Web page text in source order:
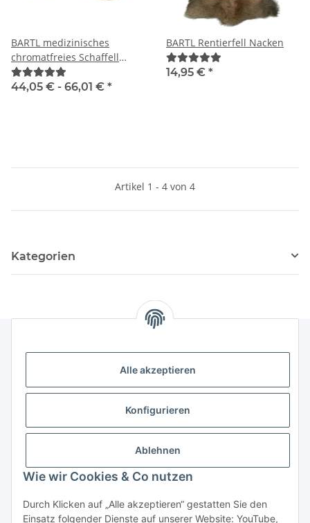
Alle akzeptieren
Konfigurieren
Ablehnen
Wie wir Cookies & Co nutzen
Durch Klicken auf „Alle akzeptieren“ gestatten Sie den
Einsatz folgender Dienste auf unserer Website: YouTube,
BARTL medizinisches
chromatfreies Schaffell
"ADULT"
44,05 € - 66,01 € *
BARTL Rentierfell Nacken
14,95 € *
Artikel 1 - 4 von 4
Kategorien